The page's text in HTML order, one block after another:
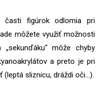
časti figúrok odlomia pri
môžete využiť možnosti
môže chyby
a preto je pri
(leptá sliznicu, dráždi oči…).